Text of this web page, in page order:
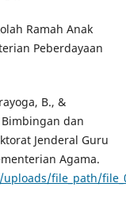
Ramah Anak
Peberdayaan
B., &
dan
Jenderal Guru
Agama.
file_path/